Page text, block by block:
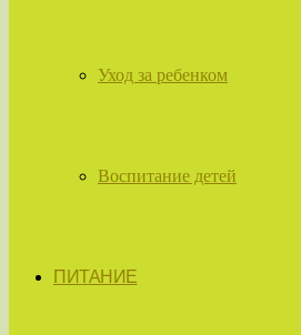
Уход за ребенком
Воспитание детей
ПИТАНИЕ